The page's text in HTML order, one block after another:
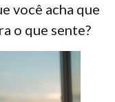
você acha que
o que sente?